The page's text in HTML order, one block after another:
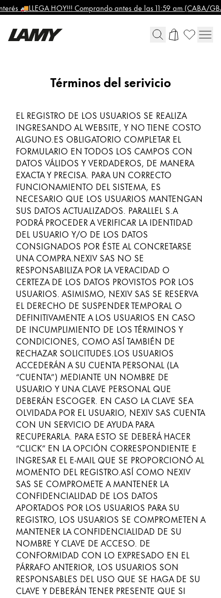
🚚LLEGA HOY!!! Comprando antes de las 11:59 am (CABA/
Portaminas
Roller
Bolígrafos multifunción
Harry Potter
Pintura y dibujo
Lápices de colores
Complementos y recambios
Recambios
Tintas
Plumines
Cuadernos
Regalos
Harry Potter
Sets de regalo
Grabado
Inspiración
Escritura creativa con Betty Soldi
Escritura creativa con Betty Soldi
LAMY Stories
LAMY dialog urushi
Acerca de LAMY
Cultura corporativa
Calidad
Diseño
Esta región contiene una lista de países con los
Greece
Ελληνικά
Poland
polski
Romania
română
Sweden
svenska
Türkiye
Türkçe
Centroamérica y el Caribe
Esta región contiene una lista de países con los
Norteamérica
Esta región contiene una lista de países con los
Sudamérica
Esta región contiene una lista de países con los
Brazil
português
Chile
español
Mexico
español
África
Esta región contiene una lista de países con los
South Africa
English
Asia-Pacífico
Esta región contiene una lista de países con los
Australia
English
China
中文
CondicionesTérminos del serivicio
EL REGISTRO DE LOS USUARIOS SE REALIZA
INGRESANDO AL WEBSITE, Y NO TIENE COSTO
ALGUNO.ES OBLIGATORIO COMPLETAR EL
FORMULARIO EN TODOS LOS CAMPOS CON
DATOS VÁLIDOS Y VERDADEROS, DE MANERA
EXACTA Y PRECISA. PARA UN CORRECTO
FUNCIONAMIENTO DEL SISTEMA, ES
NECESARIO QUE LOS USUARIOS MANTENGAN
SUS DATOS ACTUALIZADOS. PARALLEL S.A
PODRÁ PROCEDER A VERIFICAR LA IDENTIDAD
DEL USUARIO Y/O DE LOS DATOS
CONSIGNADOS POR ÉSTE AL CONCRETARSE
UNA COMPRA.NEXIV SAS NO SE
RESPONSABILIZA POR LA VERACIDAD O
CERTEZA DE LOS DATOS PROVISTOS POR LOS
USUARIOS. ASIMISMO, NEXIV SAS SE RESERVA
EL DERECHO DE SUSPENDER TEMPORAL O
DEFINITIVAMENTE A LOS USUARIOS EN CASO
DE INCUMPLIMIENTO DE LOS TÉRMINOS Y
CONDICIONES, COMO ASÍ TAMBIÉN DE
RECHAZAR SOLICITUDES.LOS USUARIOS
ACCEDERÁN A SU CUENTA PERSONAL (LA
“CUENTA”) MEDIANTE UN NOMBRE DE
USUARIO Y UNA CLAVE PERSONAL QUE
DEBERÁN ESCOGER. EN CASO LA CLAVE SEA
OLVIDADA POR EL USUARIO, NEXIV SAS CUENTA
CON UN SERVICIO DE AYUDA PARA
RECUPERARLA. PARA ESTO SE DEBERÁ HACER
“CLICK” EN LA OPCIÓN CORRESPONDIENTE E
INGRESAR EL E-MAIL QUE SE PROPORCIONÓ AL
MOMENTO DEL REGISTRO.ASÍ COMO NEXIV
SAS SE COMPROMETE A MANTENER LA
CONFIDENCIALIDAD DE LOS DATOS
APORTADOS POR LOS USUARIOS PARA SU
REGISTRO, LOS USUARIOS SE COMPROMETEN A
MANTENER LA CONFIDENCIALIDAD DE SU
NOMBRE Y CLAVE DE ACCESO. DE
CONFORMIDAD CON LO EXPRESADO EN EL
PÁRRAFO ANTERIOR, LOS USUARIOS SON
RESPONSABLES DEL USO QUE SE HAGA DE SU
CLAVE Y DEBERÁN TENER PRESENTE QUE SI